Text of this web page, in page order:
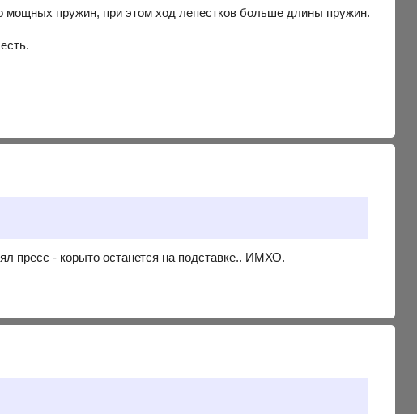
мощных пружин, при этом ход лепестков больше длины пружин.
пресс - корыто останется на подставке.. ИМХО.